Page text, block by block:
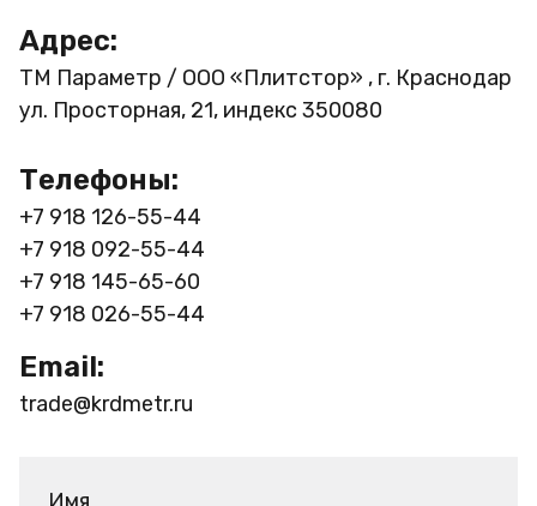
Адрес:
ТМ Параметр / ООО «Плитстор» , г. Краснодар
ул. Просторная, 21, индекс 350080
Телефоны:
+7 918 126-55-44
+7 918 092-55-44
+7 918 145-65-60
+7 918 026-55-44
Email:
trade@krdmetr.ru
Имя